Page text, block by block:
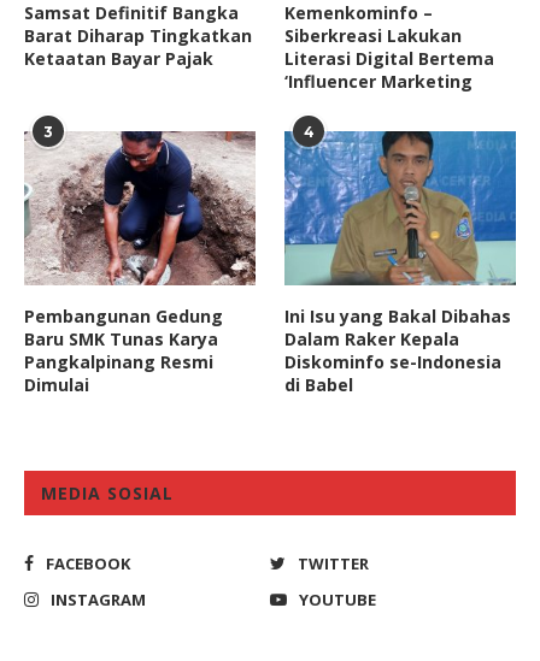
Samsat Definitif Bangka
Barat Diharap Tingkatkan
Ketaatan Bayar Pajak
Kemenkominfo –
Siberkreasi Lakukan
Literasi Digital Bertema
‘Influencer Marketing
3
Pembangunan Gedung
Baru SMK Tunas Karya
Pangkalpinang Resmi
Dimulai
4
Ini Isu yang Bakal Dibahas
Dalam Raker Kepala
Diskominfo se-Indonesia
di Babel
MEDIA SOSIAL
FACEBOOK
TWITTER
INSTAGRAM
YOUTUBE